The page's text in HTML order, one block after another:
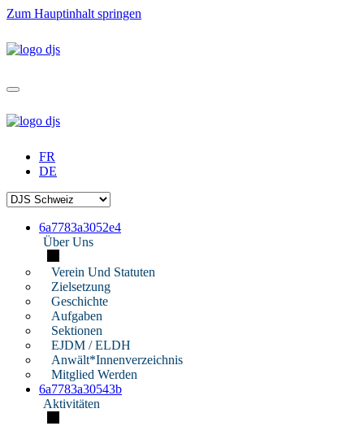
Zum Hauptinhalt springen
FR
DE
6a7783a3052e4
Über Uns
Verein Und Statuten
Zielsetzung
Geschichte
Aufgaben
Sektionen
EJDM / ELDH
Anwält*innenverzeichnis
Mitglied Werden
6a7783a30543b
Aktivitäten